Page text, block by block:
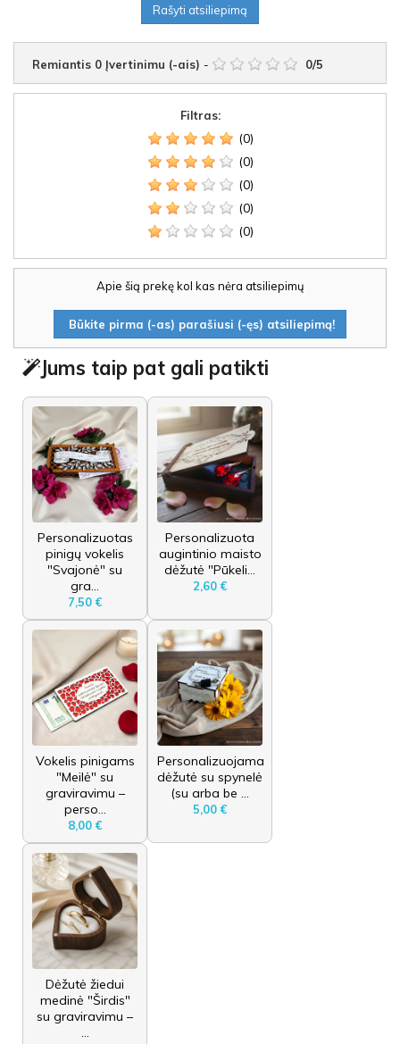
Rašyti atsiliepimą
Remiantis 0 Įvertinimu (-ais) - 0/5
Filtras:
(0)
(0)
(0)
(0)
(0)
Apie šią prekę kol kas nėra atsiliepimų
Būkite pirma (-as) parašiusi (-ęs) atsiliepimą!
Jums taip pat gali patikti
Personalizuotas
pinigų vokelis
"Svajonė" su
gra...
7,50 €
Personalizuota
augintinio maisto
dėžutė "Pūkeli...
2,60 €
Vokelis pinigams
"Meilė" su
graviravimu –
perso...
8,00 €
Personalizuojama
dėžutė su spynelė
(su arba be ...
5,00 €
Dėžutė žiedui
medinė "Širdis"
su graviravimu –